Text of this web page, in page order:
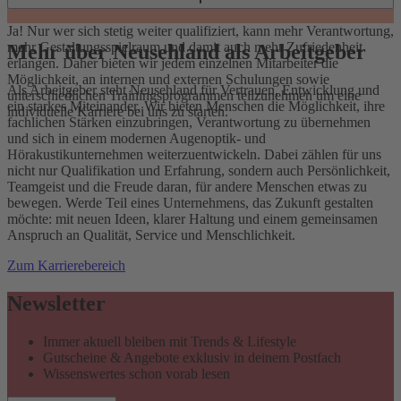
Ja! Nur wer sich stetig weiter qualifiziert, kann mehr Verantwortung,
mehr Gestaltungsspielraum und damit auch mehr Zufriedenheit
erlangen. Daher bieten wir jedem einzelnen Mitarbeiter die
Möglichkeit, an internen und externen Schulungen sowie
unterschiedlichen Trainingsprogrammen teilzunehmen um eine
individuelle Karriere bei uns zu starten.
Mehr über Neusehland als Arbeitgeber
Als Arbeitgeber steht Neusehland für Vertrauen, Entwicklung und
ein starkes Miteinander. Wir bieten Menschen die Möglichkeit, ihre
fachlichen Stärken einzubringen, Verantwortung zu übernehmen
und sich in einem modernen Augenoptik- und
Hörakustikunternehmen weiterzuentwickeln. Dabei zählen für uns
nicht nur Qualifikation und Erfahrung, sondern auch Persönlichkeit,
Teamgeist und die Freude daran, für andere Menschen etwas zu
bewegen. Werde Teil eines Unternehmens, das Zukunft gestalten
möchte: mit neuen Ideen, klarer Haltung und einem gemeinsamen
Anspruch an Qualität, Service und Menschlichkeit.
Zum Karrierebereich
Newsletter
Immer aktuell bleiben mit Trends & Lifestyle
Gutscheine & Angebote exklusiv in deinem Postfach
Wissenswertes schon vorab lesen